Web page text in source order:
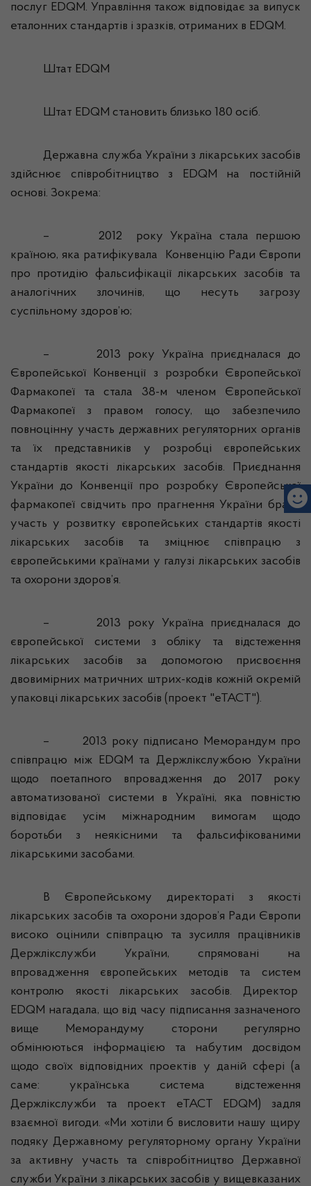
послуг EDQM. Управління також відповідає за випуск
еталонних стандартів і зразків, отриманих в EDQM.
Штат EDQM
Штат EDQM становить близько 180 осіб.
Державна служба України з лікарських засобів
здійснює співробітництво з EDQM на постійній
основі. Зокрема:
– 2012
року Україна стала першою
країною, яка ратифікувала
Конвенцію Ради Європи
про протидію фальсифікації лікарських засобів та
аналогічних злочинів, що несуть загрозу
суспільному здоров’ю;
–
2013 року Україна приєдналася до
Європейської Конвенції з розробки Європейської
Фармакопеї та стала 38-м членом Європейської
Фармакопеї з правом голосу, що забезпечило
повноцінну участь державних регуляторних органів
та їх представників у розробці європейських
стандартів якості лікарських засобів. Приєднання
України до Конвенції про розробку Європейської
фармакопеї свідчить про прагнення України брати
участь у розвитку європейських стандартів якості
лікарських засобів та зміцнює співпрацю з
європейськими країнами у галузі лікарських засобів
та охорони здоров’я.
–
2013 року Україна приєдналася до
європейської системи з обліку та відстеження
лікарських засобів за допомогою присвоєння
двовимірних матричних штрих-кодів кожній окремій
упаковці лікарських засобів (проект "еТАСТ ").
–
2013 року підписано Меморандум про
співпрацю між EDQM таДержлікслужбою України
щодо поетапного впровадження до 2017 року
автоматизованої системи в Україні, яка повністю
відповідає усім міжнародним вимогам щодо
боротьби з неякісними та фальсифікованими
лікарськими засобами.
В Європейському директораті з якості
лікарських засобів та охорони здоров’я Ради Європи
високо оцінили співпрацю та зусилля працівників
Держлікслужби України, спрямовані на
впровадження європейських методів та систем
контролю якості лікарських засобів. Директор
EDQM нагадала, що від часу підписання зазначеного
вище Меморандуму сторони регулярно
обмінюються інформацією та набутим досвідом
щодо своїх відповідних проектів у даній сфері (а
саме: українська система відстеження
Держлікслужби та проект еТАСТ
EDQM) задля
взаємної вигоди. «Ми хотіли б висловити нашу щиру
подяку Державному регуляторному органу України
за активну участь та співробітництво Державної
служби України з лікарських засобів у вищевказаних